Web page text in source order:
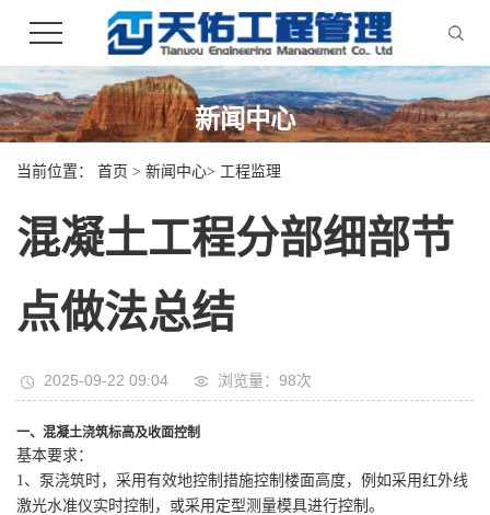
新闻中心
当前位置： 首页 > 新闻中心> 工程监理
混凝土工程分部细部节
点做法总结
2025-09-22 09:04 浏览量： 98次
一、混凝土浇筑标高及收面控制
基本要求：
1、泵浇筑时，采用有效地控制措施控制楼面高度，例如采用红外线
激光水准仪实时控制，或采用定型测量模具进行控制。